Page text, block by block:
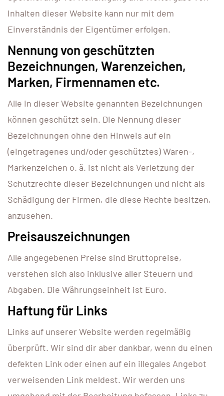
Inhalten dieser Website kann nur mit dem
Einverständnis der Eigentümer erfolgen.
Nennung von geschützten
Bezeichnungen, Warenzeichen,
Marken, Firmennamen etc.
Alle in dieser Website genannten Bezeichnungen
können geschützt sein. Die Nennung dieser
Bezeichnungen ohne den Hinweis auf ein
(eingetragenes und/oder geschütztes) Waren-,
Markenzeichen o. ä. ist nicht als Verletzung der
Schutzrechte dieser Bezeichnungen und nicht als
Schädigung der Firmen, die diese Rechte besitzen,
anzusehen.
Preisauszeichnungen
Alle angegebenen Preise sind Bruttopreise,
verstehen sich also inklusive aller Steuern und
Abgaben. Die Währungseinheit ist Euro.
Haftung für Links
Links auf unserer Website werden regelmäßig
überprüft. Wir sind dir aber dankbar, wenn du einen
defekten Link oder einen auf ein illegales Angebot
verweisenden Link meldest. Wir werden uns